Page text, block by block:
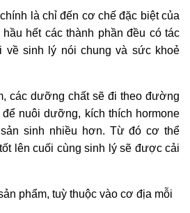
là chỉ đến cơ chế đặc biệt của
hết các thành phần đều có tác
về sinh lý nói chung và sức khoẻ
các dưỡng chất sẽ đi theo đường
nuôi dưỡng, kích thích hormone
sinh nhiều hơn. Từ đó cơ thể
lên cuối cùng sinh lý sẽ được cải
phẩm, tuỳ thuộc vào cơ địa mỗi